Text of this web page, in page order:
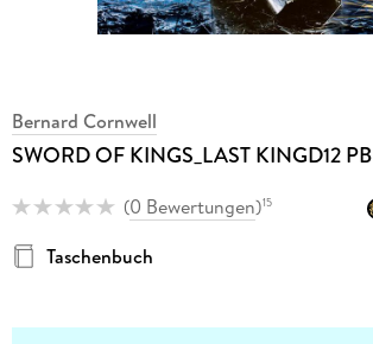
Bernard Cornwell
SWORD OF KINGS_LAST KINGD12 PB
(0 Bewertungen)15
Taschenbuch